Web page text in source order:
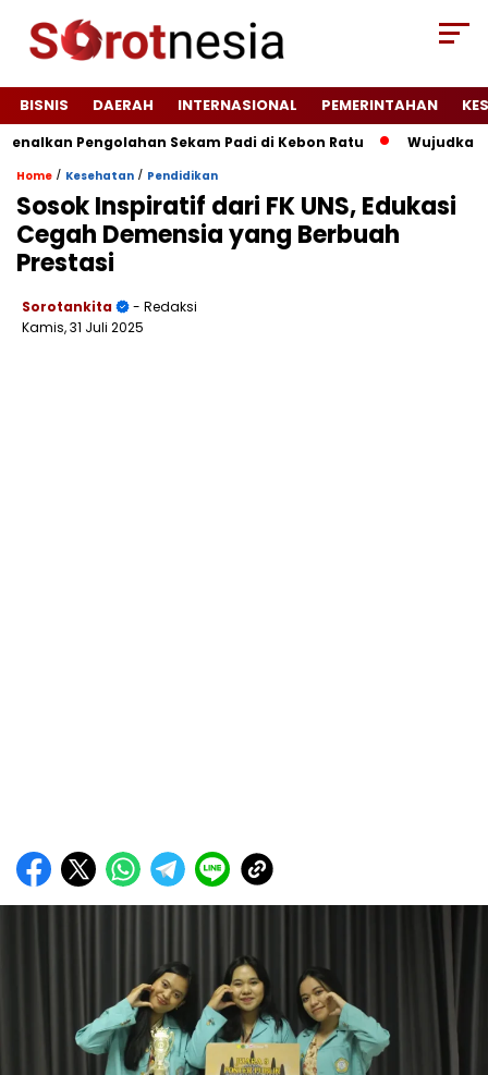
BISNIS DAERAH INTERNASIONAL PEMERINTAHAN
Pengolahan Sekam Padi di Kebon Ratu Wujudkan Anak
Home / Kesehatan / Pendidikan
Sosok Inspiratif dari FK UNS, Edukasi
Cegah Demensia yang Berbuah
Prestasi
Sorotankita
- Redaksi
Kamis, 31 Juli 2025